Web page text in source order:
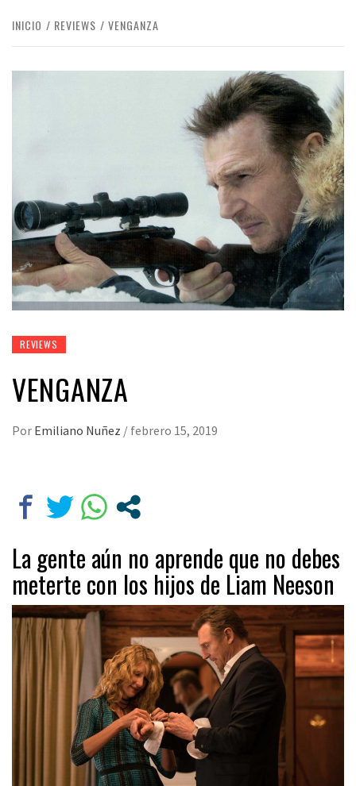
INICIO REVIEWS VENGANZA
REVIEWS
VENGANZA
Por Emiliano Nuñez / febrero 15, 2019
La gente aún no aprende que no debes
meterte con los hijos de Liam Neeson